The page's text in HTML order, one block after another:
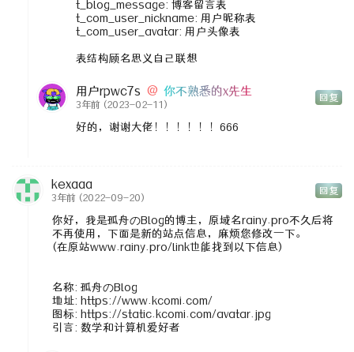
t_blog_message: 博客留言表
t_com_user_nickname: 用户昵称表
t_com_user_avatar: 用户头像表
表结构顾名思义自己联想
用户rpwc7s @ 你不熟悉的x先生
3年前 (2023-02-11)
回复
好的，谢谢大佬！！！！！！666
kexaaa
3年前 (2022-09-20)
回复
你好，我是孤舟のBlog的博主，原域名rainy.pro不久后将
不再使用，下面是新的站点信息，麻烦您修改一下。
(在原站www.rainy.pro/link也能找到以下信息)
名称: 孤舟のBlog
地址: https://www.kcomi.com/
图标: https://static.kcomi.com/avatar.jpg
引言: 数学和计算机爱好者